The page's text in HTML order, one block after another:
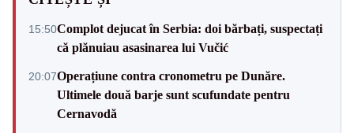
15:50Complot dejucat în Serbia: doi bărbați, suspectați
că plănuiau asasinarea lui Vučić
20:07Operațiune contra cronometru pe Dunăre.
Ultimele două barje sunt scufundate pentru
Cernavodă